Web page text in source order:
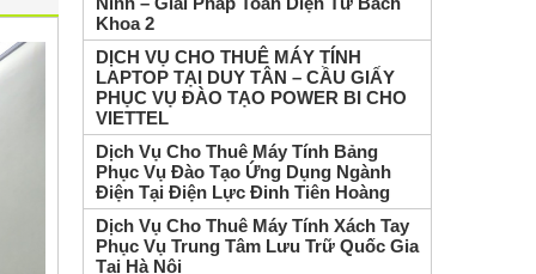
Khoa 2
DỊCH VỤ CHO THUÊ MÁY TÍNH
LAPTOP TẠI DUY TÂN – CẦU GIẤY
PHỤC VỤ ĐÀO TẠO POWER BI CHO
VIETTEL
Dịch Vụ Cho Thuê Máy Tính Bảng
Phục Vụ Đào Tạo Ứng Dụng Ngành
Điện Tại Điện Lực Đinh Tiên Hoàng
Dịch Vụ Cho Thuê Máy Tính Xách Tay
Phục Vụ Trung Tâm Lưu Trữ Quốc Gia
Tại Hà Nội